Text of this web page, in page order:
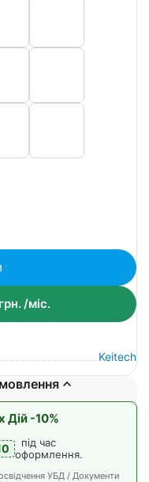
грн./міс.
Keitech
Дій -10%
під час
оформлення.
УБД / Документи